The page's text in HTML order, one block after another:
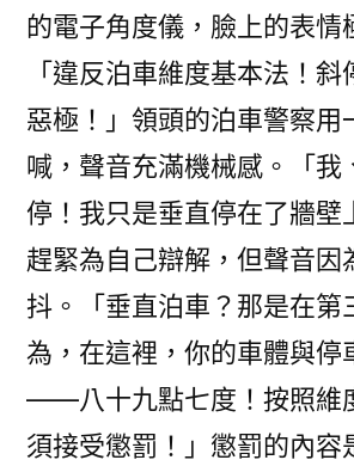
的電子角度儀，臉上的表情
「違反泊車維度基本法！
惡極！」領頭的泊車警察用
喊，聲音充滿機械感。「我
停！我只是垂直停在了牆壁
趕緊為自己辯解，但聲音因
抖。「垂直泊車？那是在第
為，在這裡，你的車體與停
——八十九點七度！按照維
須接受懲罰！」懲罰的內容